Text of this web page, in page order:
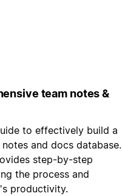
team notes &
to effectively build a
and docs database.
step-by-step
the process and
productivity.